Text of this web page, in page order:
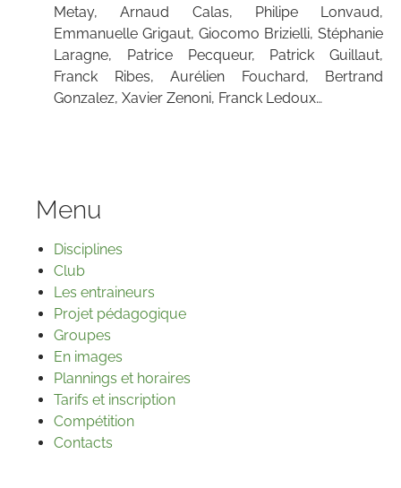
Metay,
Arnaud Calas, Philipe Lonvaud,
Emmanuelle Grigaut, Giocomo Brizielli, Stéphanie
Laragne, Patrice Pecqueur, Patrick Guillaut,
Franck Ribes, Aurélien Fouchard, Bertrand
Gonzalez, Xavier Zenoni, Franck Ledoux…
Menu
Disciplines
Club
Les entraineurs
Projet pédagogique
Groupes
En images
Plannings et horaires
Tarifs et inscription
Compétition
Contacts